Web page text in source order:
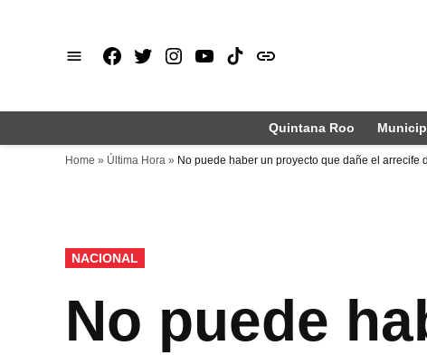
Facebook
X Instagram
Youtube
TikTok
issuu
Quintana Roo
Home » Última Hora » No puede haber un proyecto que dañe el
PUBLICADO
EN
NACIONAL
No puede